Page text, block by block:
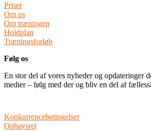
Priser
Om os
Om træningen
Holdplan
Træningsforløb
Følg os
En stor del af vores nyheder og opdateringer
medier – følg med der og bliv en del af
Konkurrencebetingelser
Ophavsret